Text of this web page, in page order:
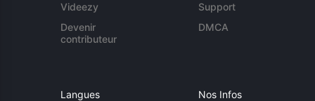
Videezy
Devenir
contributeur
Support
DMCA
Langues Nos Infos